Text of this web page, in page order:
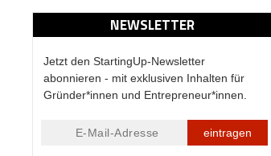
NEWSLETTER
Jetzt den StartingUp-Newsletter
abonnieren - mit exklusiven Inhalten für
Gründer*innen und Entrepreneur*innen.
eintragen